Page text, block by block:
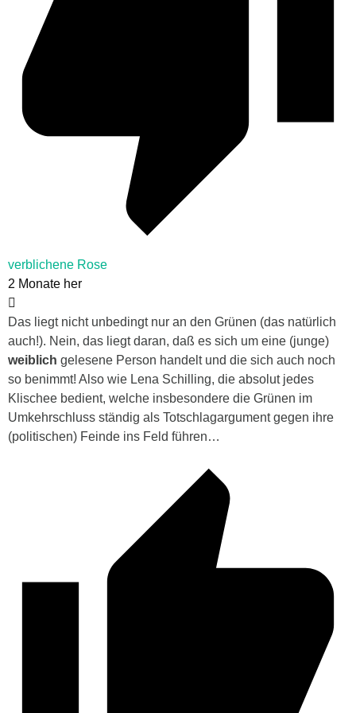
verblichene Rose
2 Monate her
Das liegt nicht unbedingt nur an den Grünen (das natürlich
auch!). Nein, das liegt daran, daß es sich um eine (junge)
weiblich gelesene Person handelt und die sich auch noch
so benimmt! Also wie Lena Schilling, die absolut jedes
Klischee bedient, welche insbesondere die Grünen im
Umkehrschluss ständig als Totschlagargument gegen ihre
(politischen) Feinde ins Feld führen…